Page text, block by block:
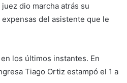
dio marcha atrás su
del asistente que le
los últimos instantes. En
Tiago Ortiz estampó el 1 a